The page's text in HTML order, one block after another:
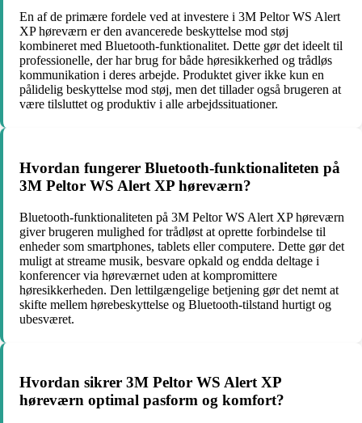
En af de primære fordele ved at investere i 3M Peltor WS Alert
XP høreværn er den avancerede beskyttelse mod støj
kombineret med Bluetooth-funktionalitet. Dette gør det ideelt til
professionelle, der har brug for både høresikkerhed og trådløs
kommunikation i deres arbejde. Produktet giver ikke kun en
pålidelig beskyttelse mod støj, men det tillader også brugeren at
være tilsluttet og produktiv i alle arbejdssituationer.
Hvordan fungerer Bluetooth-funktionaliteten på
3M Peltor WS Alert XP høreværn?
Bluetooth-funktionaliteten på 3M Peltor WS Alert XP høreværn
giver brugeren mulighed for trådløst at oprette forbindelse til
enheder som smartphones, tablets eller computere. Dette gør det
muligt at streame musik, besvare opkald og endda deltage i
konferencer via høreværnet uden at kompromittere
høresikkerheden. Den lettilgængelige betjening gør det nemt at
skifte mellem hørebeskyttelse og Bluetooth-tilstand hurtigt og
ubesværet.
Hvordan sikrer 3M Peltor WS Alert XP
høreværn optimal pasform og komfort?